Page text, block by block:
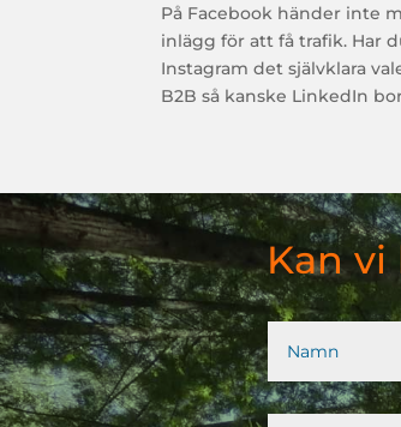
På Facebook händer inte
inlägg för att få trafik. Har
Instagram det självklara
B2B så kanske LinkedIn
Kan